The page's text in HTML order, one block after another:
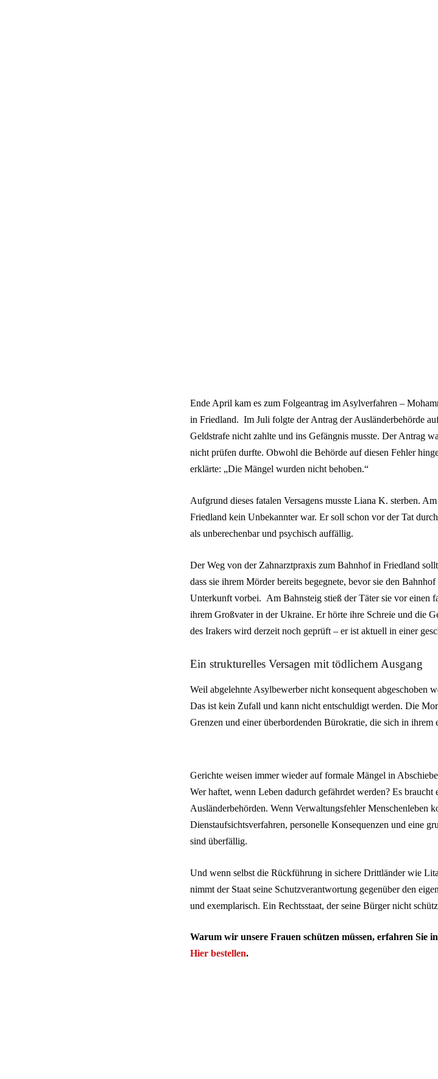
Ende April kam es zum Folgeantrag im Asylverfahren –
in Friedland. Im Juli folgte der Antrag der Ausländerbehörde
Geldstrafe nicht zahlte und ins Gefängnis musste. Der Antrag
nicht prüfen durfte. Obwohl die Behörde auf diesen Fehler
erklärte: „Die Mängel wurden nicht behoben.“
Aufgrund dieses fatalen Versagens musste Liana K. sterben.
Friedland kein Unbekannter war. Er soll schon vor der Tat
als unberechenbar und psychisch auffällig.
Der Weg von der Zahnarztpraxis zum Bahnhof in Friedland
dass sie ihrem Mörder bereits begegnete, bevor sie den
Unterkunft vorbei. Am Bahnsteig stieß der Täter sie vor einen
ihrem Großvater in der Ukraine. Er hörte ihre Schreie und die
des Irakers wird derzeit noch geprüft – er ist aktuell in einer
Ein strukturelles Versagen mit tödlichem Ausgang
Weil abgelehnte Asylbewerber nicht konsequent abgeschoben
Das ist kein Zufall und kann nicht entschuldigt werden. Die
Grenzen und einer überbordenden Bürokratie, die sich in ihrem
Gerichte weisen immer wieder auf formale Mängel in
Wer haftet, wenn Leben dadurch gefährdet werden? Es
Ausländerbehörden. Wenn Verwaltungsfehler Menschenleben
Dienstaufsichtsverfahren, personelle Konsequenzen und eine
sind überfällig.
Und wenn selbst die Rückführung in sichere Drittländer wie
nimmt der Staat seine Schutzverantwortung gegenüber den
und exemplarisch. Ein Rechtsstaat, der seine Bürger nicht
Warum wir unsere Frauen schützen müssen, erfahren Sie
Hier bestellen.